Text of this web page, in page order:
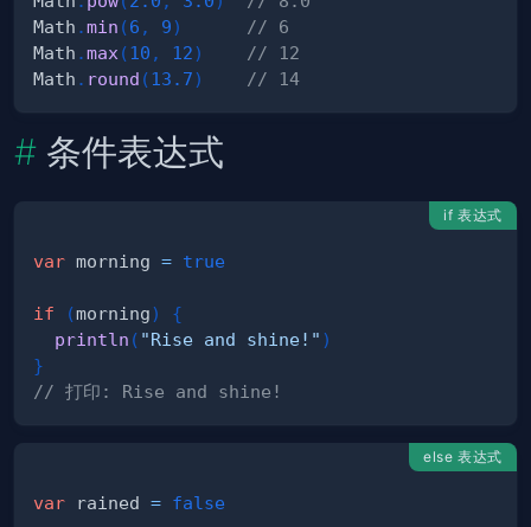
Math .min (6 , 9)
// 6
Math .max (10 , 12)
// 12
Math . round (13.7) // 14
条件表达式
if 表达式
var morning = true
if (morning)
{
println ( "Rise and shine!" )
}
// 打印: Rise and shine!
else 表达式
var rained = false